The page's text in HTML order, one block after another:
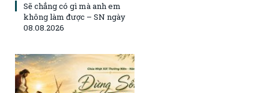
Sẽ chẳng có gì mà anh em
không làm được – SN ngày
08.08.2026